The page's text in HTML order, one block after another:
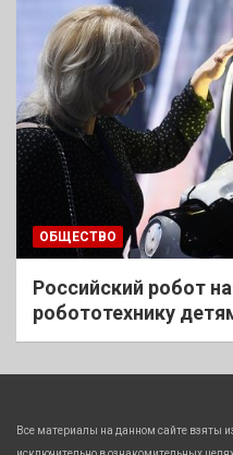
ОБЩЕСТВО
Российский робот
робототехнику
Все материалы на данном сайте взяты